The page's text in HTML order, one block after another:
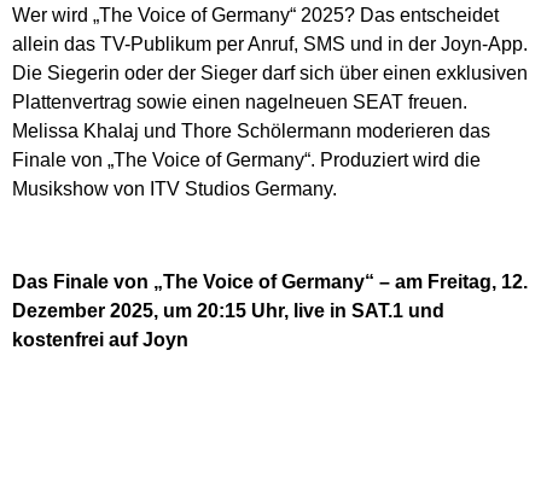
Wer wird „The Voice of Germany“ 2025? Das entscheidet
allein das TV-Publikum per Anruf, SMS und in der Joyn-App.
Die Siegerin oder der Sieger darf sich über einen exklusiven
Plattenvertrag sowie einen nagelneuen SEAT freuen.
Melissa Khalaj und Thore Schölermann moderieren das
Finale von „The Voice of Germany“. Produziert wird die
Musikshow von ITV Studios Germany.
Das Finale von „The Voice of Germany“ – am Freitag, 12.
Dezember 2025, um 20:15 Uhr, live in SAT.1 und
kostenfrei auf Joyn